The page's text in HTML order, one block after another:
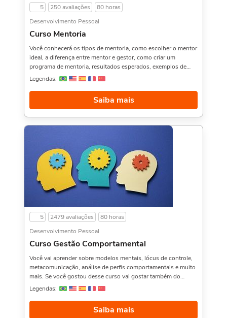
5 250 avaliações
80 horas
Desenvolvimento Pessoal
Curso Mentoria
Você conhecerá os tipos de mentoria, como escolher o mentor
ideal, a diferença entre mentor e gestor, como criar um
programa de mentoria, resultados esperados, exemplos de
casos de sucesso e muito mais. Aproveitamos para indicar
Comportamental, e Construindo o Sucesso Através da
Legendas:
Saiba mais
5 2479 avaliações
80 horas
Desenvolvimento Pessoal
Curso Gestão Comportamental
Você vai aprender sobre modelos mentais, lócus de controle,
metacomunicação, análise de perfis comportamentais e muito
mais. Se você gostou desse curso vai gostar também do
Curso de Como Falar em Público,, Mindset Digital, e Técnicas
curso possui 80 horas de carga horária. Porém, se for
concluído antes de 5 dias, passa a ter 10 horas de carga
Legendas:
Saiba mais